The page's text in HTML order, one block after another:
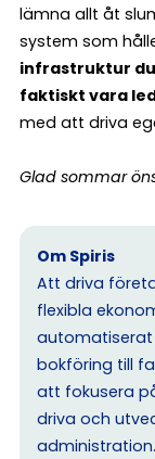
lämna allt åt
system som
infrastruktur
faktiskt vara
med att driva
Glad sommar
Om Spiris
Att driva
flexibla
automatiserat
bokföring till
att fokusera
driva och